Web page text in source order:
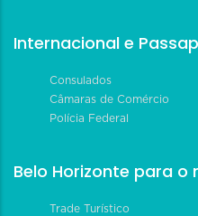
Internacional e
Consulados
Câmaras de Comércio
Polícia Federal
Belo Horizonte para o
Trade Turístico